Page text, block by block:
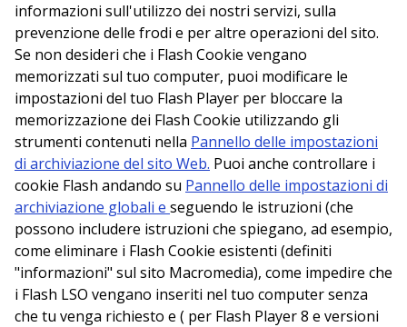
informazioni sull'utilizzo dei nostri servizi, sulla
prevenzione delle frodi e per altre operazioni del sito.
Se non desideri che i Flash Cookie vengano
memorizzati sul tuo computer, puoi modificare le
impostazioni del tuo Flash Player per bloccare la
memorizzazione dei Flash Cookie utilizzando gli
strumenti contenuti nella Pannello delle impostazioni
di archiviazione del sito Web. Puoi anche controllare i
cookie Flash andando su Pannello delle impostazioni di
archiviazione globali e seguendo le istruzioni (che
possono includere istruzioni che spiegano, ad esempio,
come eliminare i Flash Cookie esistenti (definiti
"informazioni" sul sito Macromedia), come impedire che
i Flash LSO vengano inseriti nel tuo computer senza
che tu venga richiesto e ( per Flash Player 8 e versioni